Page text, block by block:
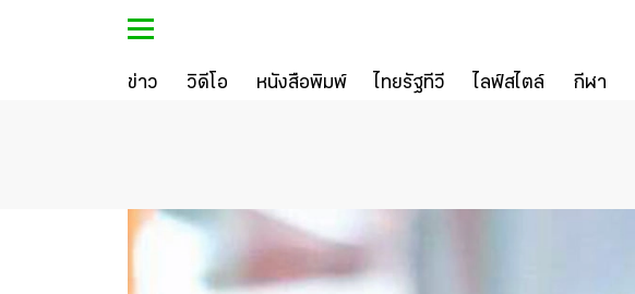
ข่าว วิดีโอ หนังสือพิมพ์ ไทยรัฐทีวี ไลฟ์สไตล์ กีฬา